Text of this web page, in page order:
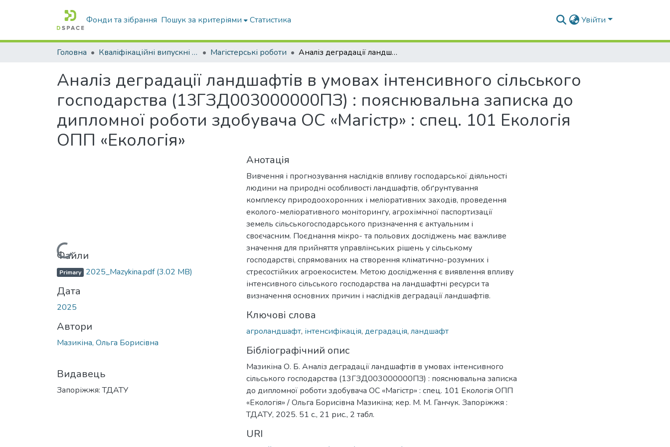
Фонди та зібрання Пошук за критеріями Статистика Увійти
Головна Кваліфікаційні випускні роботи бакалаврів і магістрів Магістерські роботи Аналіз деградації ландшафтів в умовах інтенсивного сільського господарства (13ГЗД003000000ПЗ) : пояснювальна записка до дипломної роботи здобувача ОС «Магістр» : спец. 101 Екологія ОПП «Екологія»
Аналіз деградації ландшафтів в умовах інтенсивного сільського
господарства (13ГЗД003000000ПЗ) : пояснювальна записка до
дипломної роботи здобувача ОС «Магістр» : спец. 101 Екологія
ОПП «Екологія»
Вантажиться...
Файли
Primary 2025_Mazykina.pdf(3.02 MB)
Дата
2025
Автори
Мазикіна, Ольга Борисівна
Видавець
Запоріжжя: ТДАТУ
Анотація
Вивчення і прогнозування наслідків впливу господарської діяльності
людини на природні особливості ландшафтів, обґрунтування
комплексу природоохоронних і меліоративних заходів, проведення
еколого-меліоративного моніторингу, агрохімічної паспортизації
земель сільськогосподарського призначення є актуальним і
своєчасним. Поєднання мікро- та польових досліджень має важливе
значення для прийняття управлінських рішень у сільському
господарстві, спрямованих на створення кліматично-розумних і
стресостійких агроекосистем. Метою дослідження є виявлення впливу
інтенсивного сільського господарства на ландшафтні ресурси та
визначення основних причин і наслідків деградації ландшафтів.
Ключові слова
агроландшафт, інтенсифікація, деградація, ландшафт
Бібліографічний опис
Мазикіна О. Б. Аналіз деградації ландшафтів в умовах інтенсивного
сільського господарства (13ГЗД003000000ПЗ) : пояснювальна записка
до дипломної роботи здобувача ОС «Магістр» : спец. 101 Екологія ОПП
«Екологія» / Ольга Борисівна Мазикіна; кер. М. М. Ганчук. Запоріжжя :
ТДАТУ, 2025. 51 с., 21 рис., 2 табл.
URI